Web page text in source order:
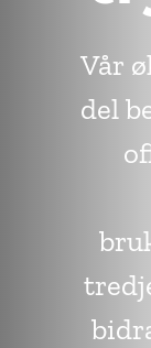
Vår
del